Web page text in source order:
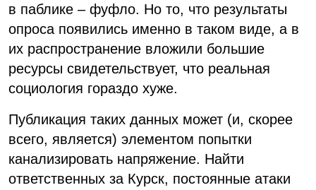
в паблике – фуфло. Но то, что результаты
опроса появились именно в таком виде, а в
их распространение вложили большие
ресурсы свидетельствует, что реальная
социология гораздо хуже.
Публикация таких данных может (и, скорее
всего, является) элементом попытки
канализировать напряжение. Найти
ответственных за Курск, постоянные атаки